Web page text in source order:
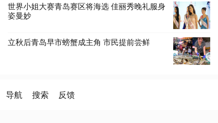
世界小姐大赛青岛赛区将海选 佳丽秀晚礼服身
姿曼妙
立秋后青岛早市螃蟹成主角 市民提前尝鲜
导航 搜索 反馈